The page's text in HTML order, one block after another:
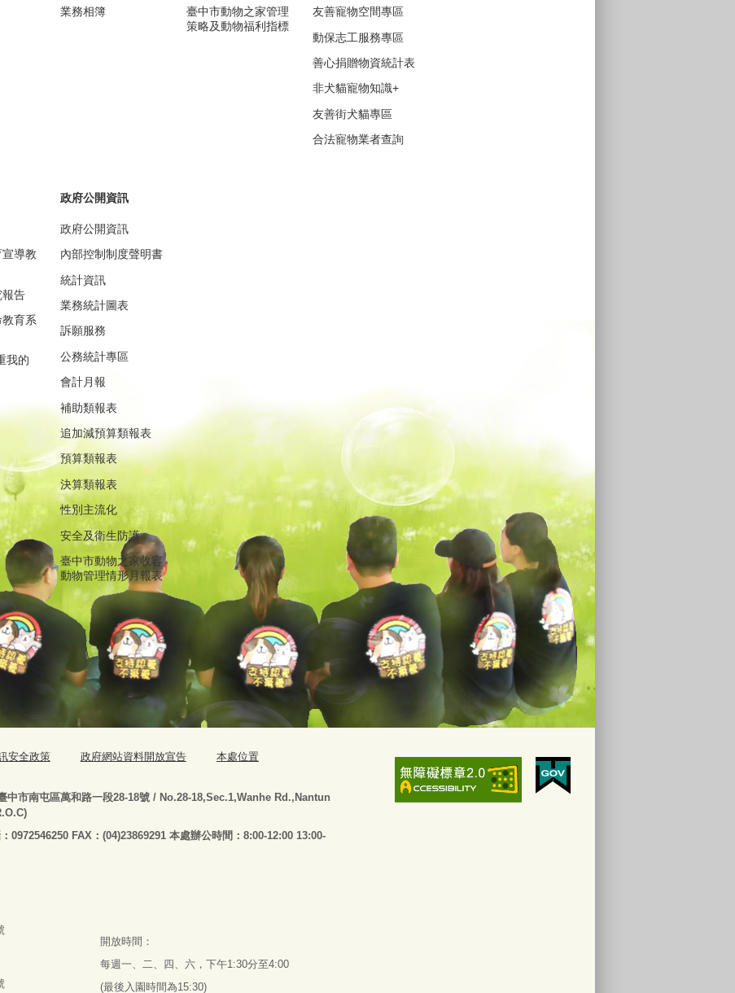
業務相簿
臺中市動物之家管理
策略及動物福利指標
友善寵物空間專區
動保志工服務專區
善心捐贈物資統計表
非犬貓寵物知識+
友善街犬貓專區
合法寵物業者查詢
導教
報告
育系
我的
政府公開資訊
政府公開資訊
內部控制制度聲明書
統計資訊
業務統計圖表
訴願服務
公務統計專區
會計月報
補助類報表
追加減預算類報表
預算類報表
決算類報表
性別主流化
安全及衛生防護
臺中市動物之家收容
動物管理情形月報表
安全政策 政府網站資料開放宣告 本處位置
中市南屯區萬和路一段28-18號 / No.28-18,Sec.1,Wanhe Rd.,Nantun
0972546250 FAX：(04)23869291 本處辦公時間：8:00-12:00 13:00-
開放時間：
每週一、二、四、六，下午1:30分至4:00
(最後入園時間為15:30)